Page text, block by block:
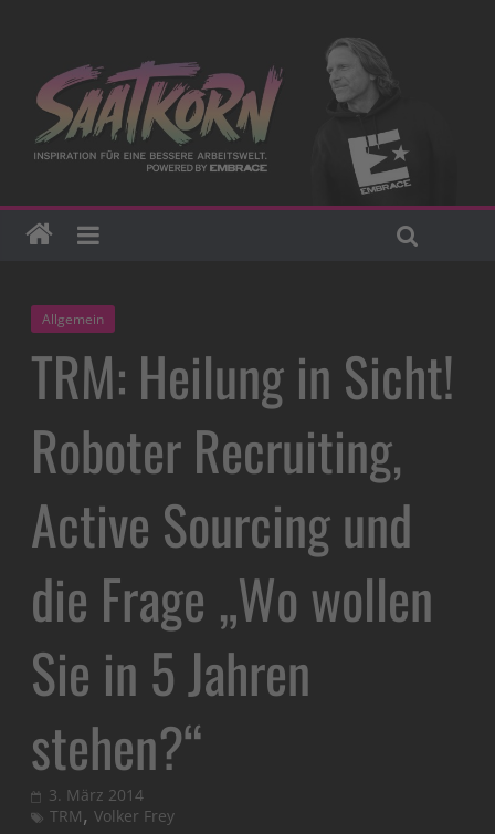
Allgemein
TRM: Heilung in Sicht!
Roboter Recruiting,
Active Sourcing und
die Frage „Wo wollen
Sie in 5 Jahren
stehen?“
3. März 2014
TRM,Volker Frey